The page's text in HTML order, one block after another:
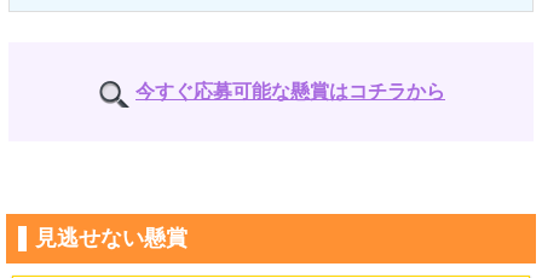
今すぐ応募可能な懸賞はコチラから
見逃せない懸賞